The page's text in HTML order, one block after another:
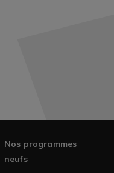
Nos programmes
neufs